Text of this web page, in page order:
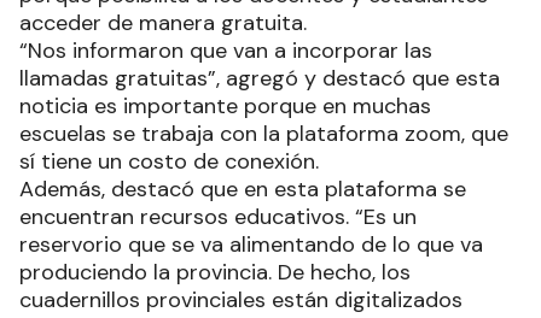
acceder de manera gratuita.
“Nos informaron que van a incorporar las
llamadas gratuitas”, agregó y destacó que esta
noticia es importante porque en muchas
escuelas se trabaja con la plataforma zoom, que
sí tiene un costo de conexión.
Además, destacó que en esta plataforma se
encuentran recursos educativos. “Es un
reservorio que se va alimentando de lo que va
produciendo la provincia. De hecho, los
cuadernillos provinciales están digitalizados